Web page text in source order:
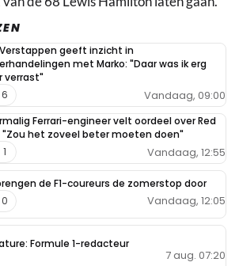
geeft inzicht in
met Marko: "Daar was ik erg
verrast"
Vandaag, 09:00
6
Ferrari-engineer velt oordeel over Red
"Zou het zoveel beter moeten doen"
Vandaag, 12:55
1
de F1-coureurs de zomerstop door
Vandaag, 12:05
0
Formule 1-redacteur
7 aug. 07:20